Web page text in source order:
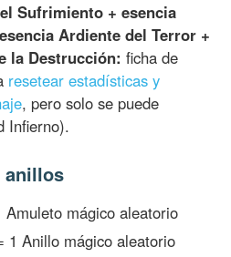
Sufrimiento + esencia
Ardiente del Terror +
la Destrucción: ficha de
resetear estadísticas y
, pero solo se puede
Infierno).
anillos
Amuleto mágico aleatorio
1 Anillo mágico aleatorio